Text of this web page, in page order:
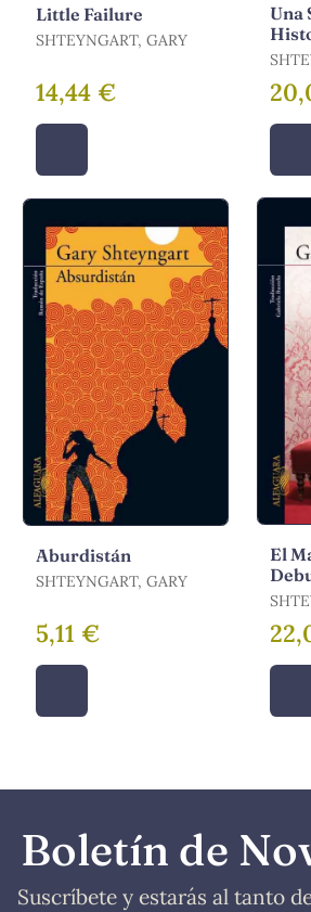
Little Failure
SHTEYNGART, GARY
14,44 €
Una
Aburdistán
SHTEYNGART, GARY
5,11 €
El
Boletín de
Suscríbete y estarás al tanto